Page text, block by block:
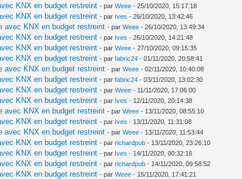
KNX en budget restreint - parWeee - 25/10/2020, 15:17:18
KNX en budget restreint - par Ives - 26/10/2020, 13:42:46
avec KNX en budget restreint - parWeee - 26/10/2020, 13:49:34
KNX en budget restreint - par Ives - 26/10/2020, 14:21:48
KNX en budget restreint - parWeee - 27/10/2020, 09:15:35
KNX en budget restreint - parfabric24 - 01/11/2020, 20:58:41
avec KNX en budget restreint - parWeee - 02/11/2020, 10:40:08
KNX en budget restreint - parfabric24 - 03/11/2020, 13:02:30
KNX en budget restreint - parWeee - 11/11/2020, 17:06:00
KNX en budget restreint - par Ives - 12/11/2020, 20:14:38
avec KNX en budget restreint - parWeee - 13/11/2020, 08:55:10
KNX en budget restreint - par Ives - 13/11/2020, 11:31:08
avec KNX en budget restreint - parWeee - 13/11/2020, 11:53:44
KNX en budget restreint - parrichardpub - 13/11/2020, 23:26:10
KNX en budget restreint - par Ives - 14/11/2020, 00:32:16
KNX en budget restreint - parrichardpub - 14/11/2020, 09:58:52
KNX en budget restreint - parWeee - 15/11/2020, 17:41:21